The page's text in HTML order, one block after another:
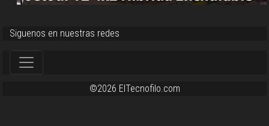
Siguenos en nuestras redes
©2026 ElTecnofilo.com